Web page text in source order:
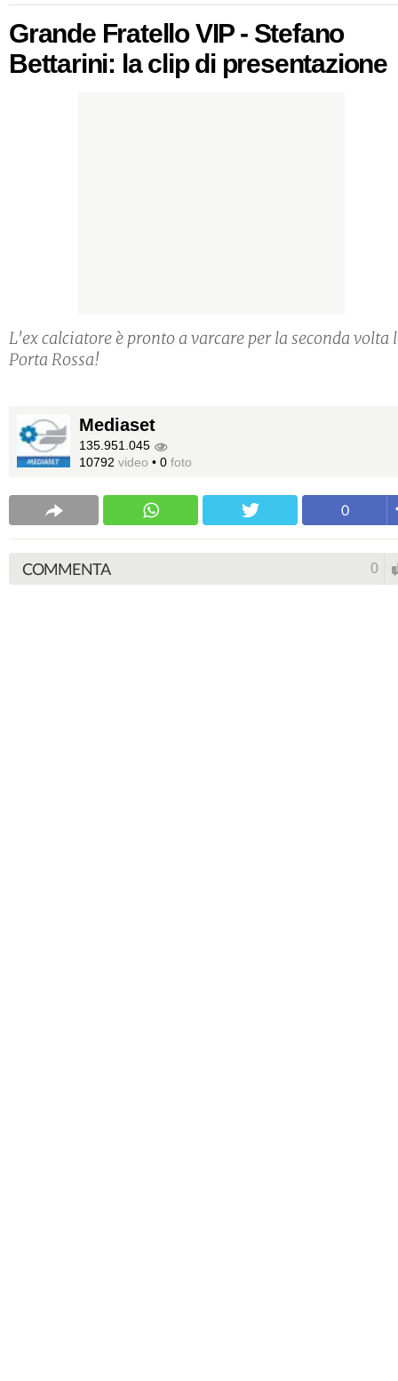
Grande Fratello VIP - Stefano
Bettarini: la clip di presentazione
L'ex calciatore è pronto a varcare per la seconda volta
Porta Rossa!
Mediaset
135.951.045
10792 video • 0 foto
0
COMMENTA 0